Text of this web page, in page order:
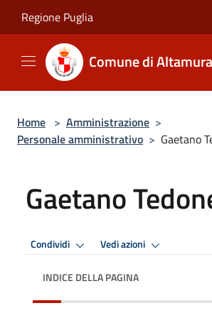
Regione Puglia
Comune di Altamura
Home > Amministrazione >
Personale amministrativo > Gaetano
Gaetano
Condividi Vedi azioni
INDICE DELLA PAGINA